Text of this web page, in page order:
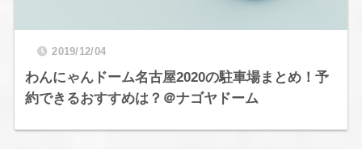
2019/12/04
わんにゃんドーム名古屋2020の駐車場まとめ！予
約できるおすすめは？＠ナゴヤドーム